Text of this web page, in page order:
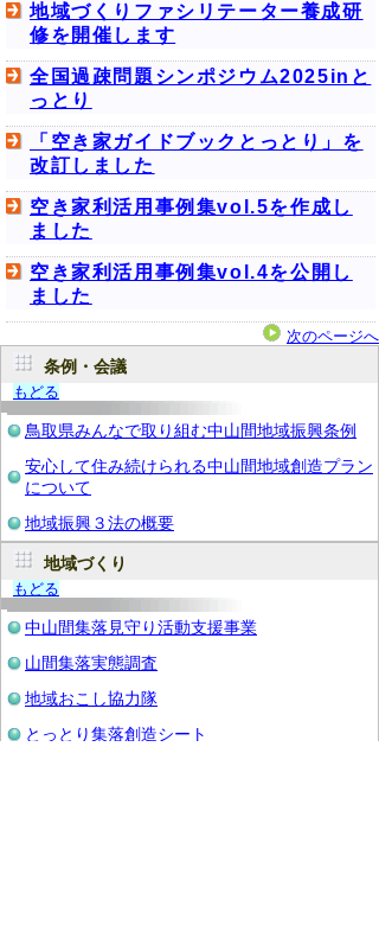
地域づくりファシリテーター養成研
修を開催します
全国過疎問題シンポジウム2025inと
っとり
「空き家ガイドブックとっとり」を
改訂しました
空き家利活用事例集vol.5を作成し
ました
空き家利活用事例集vol.4を公開し
ました
次のページへ
条例・会議
もどる
鳥取県みんなで取り組む中山間地域振興条例
安心して住み続けられる中山間地域創造プラン
について
地域振興３法の概要
地域づくり
もどる
中山間集落見守り活動支援事業
山間集落実態調査
地域おこし協力隊
とっとり集落創造シート